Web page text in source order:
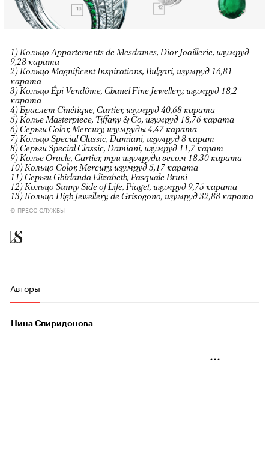
1) Кольцо Appartements de Mesdames, Dior Joaillerie, изумруд
9,28 карата
2) Кольцо Magnificent Inspirations, Bulgari, изумруд 16,81
карата
3) Кольцо Épi Vendôme, Chanel Fine Jewellery, изумруд 18,2
карата
4) Браслет Cinétique, Cartier, изумруд 40,68 карата
5) Колье Masterpiece, Tiffany & Co, изумруд 18,76 карата
6) Серьги Color, Mercury, изумруды 4,47 карата
7) Кольцо Special Classic, Damiani, изумруд 8 карат
8) Серьги Special Classic, Damiani, изумруд 11,7 карат
9) Колье Oracle, Cartier, три изумруда весом 18.30 карата
10) Кольцо Color, Mercury, изумруд 5,17 карата
11) Серьги Ghirlanda Elizabeth, Pasquale Bruni
12) Кольцо Sunny Side of Life, Piaget, изумруд 9,75 карата
13) Кольцо High Jewellery, de Grisogono, изумруд 32,88 карата
© ПРЕСС-СЛУЖБЫ
Авторы
Нина Спиридонова